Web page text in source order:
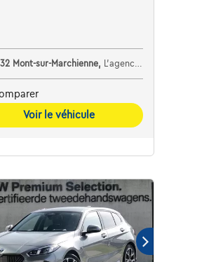
Mont-sur-Marchienne, L'agence Auto Services Nivelles
Voir le véhicule